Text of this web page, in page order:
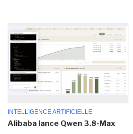
INTELLIGENCE ARTIFICIELLE
Alibaba lance Qwen 3.8-Max